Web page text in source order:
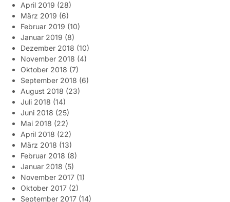
April 2019 (28)
März 2019 (6)
Februar 2019 (10)
Januar 2019 (8)
Dezember 2018 (10)
November 2018 (4)
Oktober 2018 (7)
September 2018 (6)
August 2018 (23)
Juli 2018 (14)
Juni 2018 (25)
Mai 2018 (22)
April 2018 (22)
März 2018 (13)
Februar 2018 (8)
Januar 2018 (5)
November 2017 (1)
Oktober 2017 (2)
September 2017 (14)